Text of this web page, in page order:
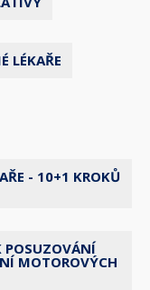
LÉKAŘE
- 10+1 KROKŮ
POSUZOVÁNÍ
MOTOROVÝCH